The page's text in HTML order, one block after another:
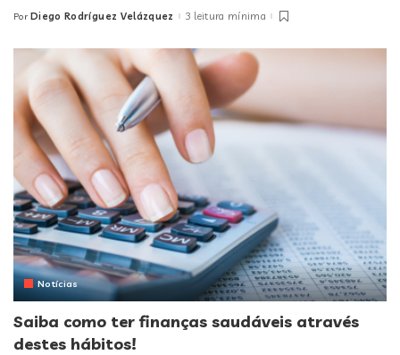
Posted
Por Diego Rodríguez Velázquez 3 leitura mínima
Notícias
Saiba como ter finanças saudáveis através
destes hábitos!